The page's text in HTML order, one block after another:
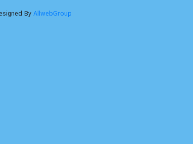
By AllwebGroup